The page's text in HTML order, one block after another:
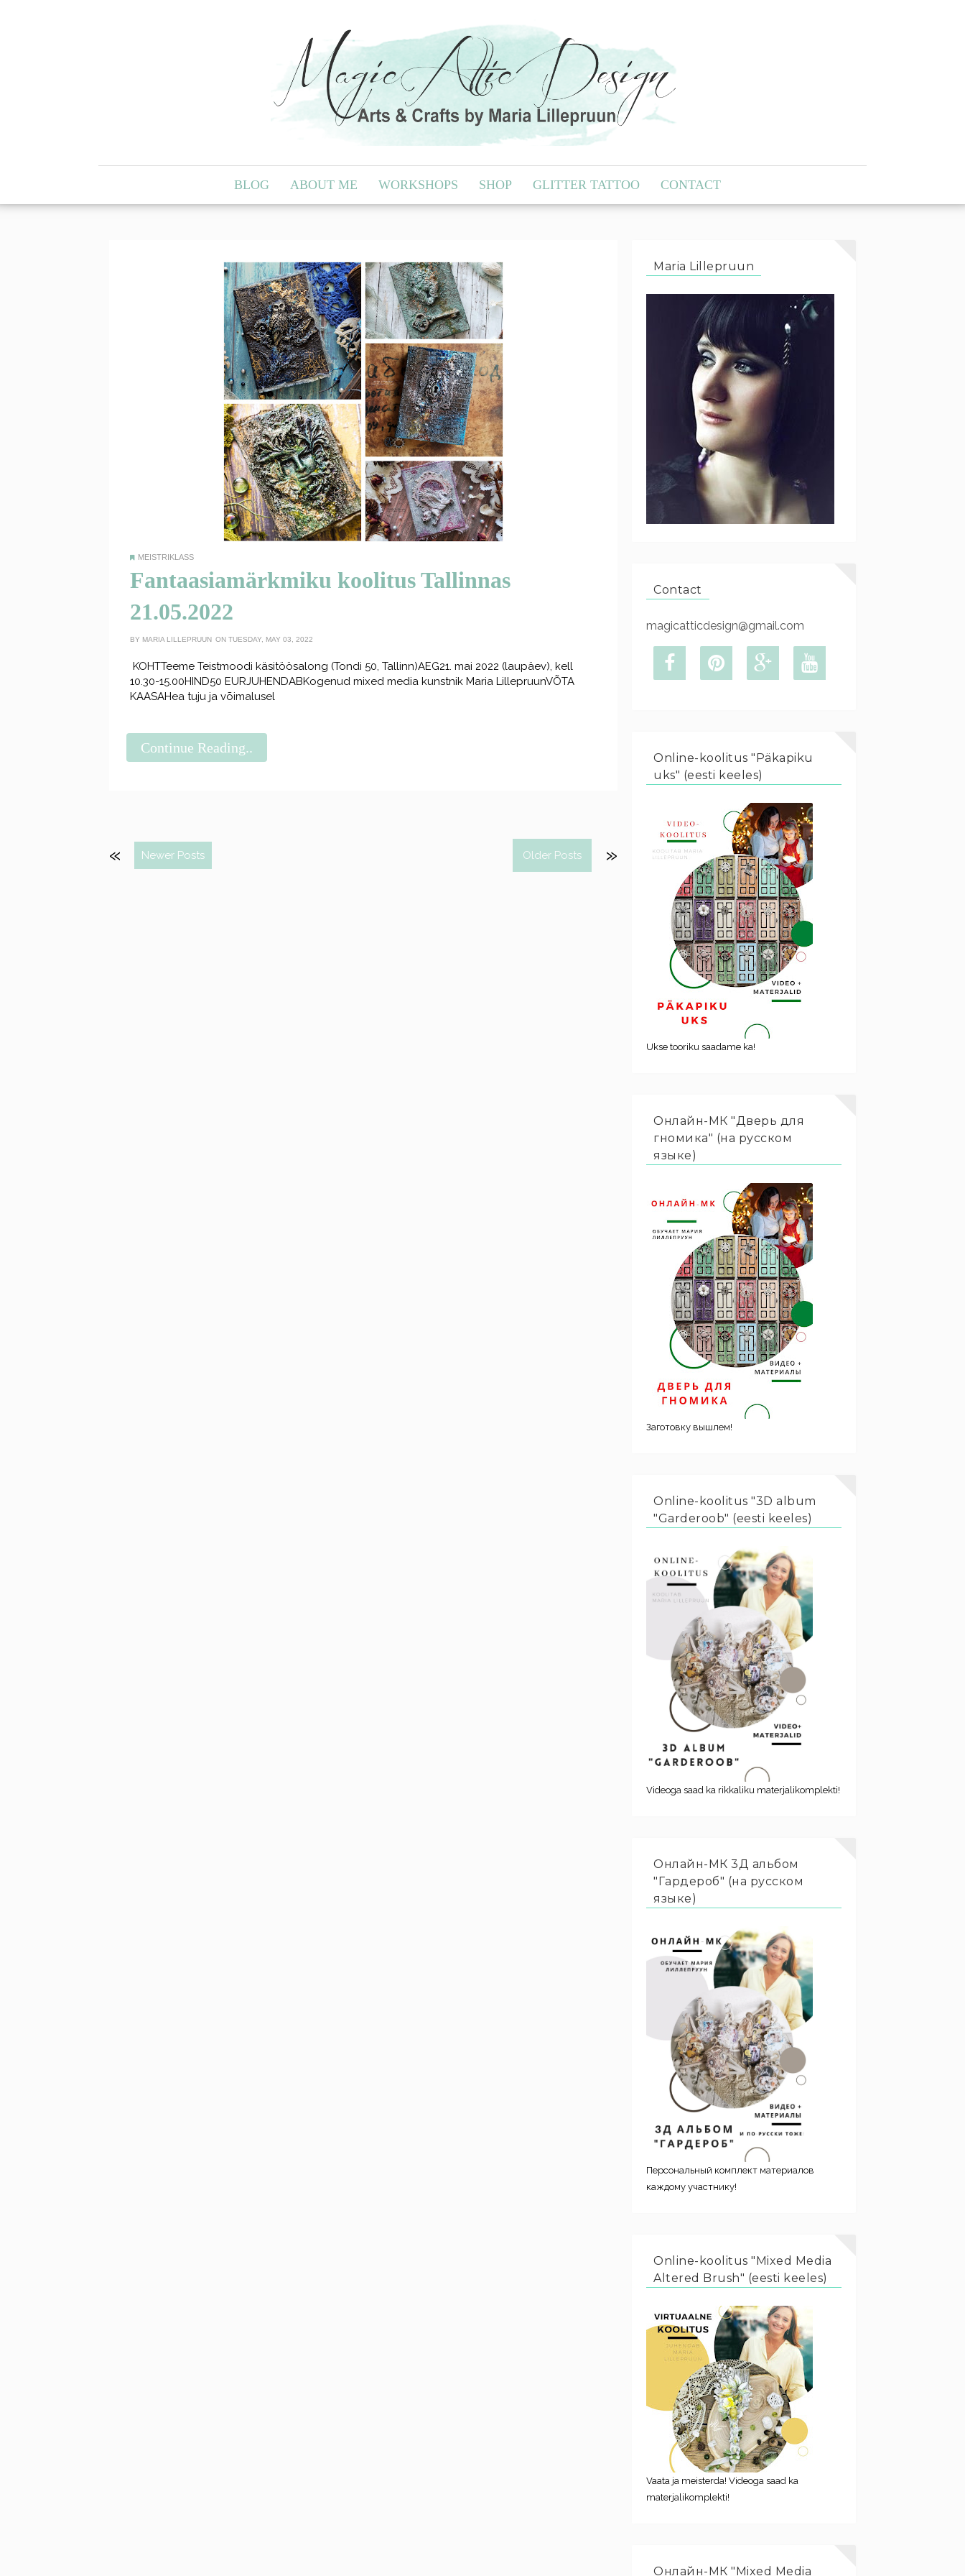
BLOG ABOUT ME WORKSHOPS SHOP GLITTER TATTOO CONTACT
MEISTRIKLASS
Fantaasiamärkmiku koolitus Tallinnas
21.05.2022
BY MARIA LILLEPRUUN ON TUESDAY, MAY 03, 2022
KOHTTeeme Teistmoodi käsitöösalong (Tondi 50, Tallinn)AEG21. mai 2022 (laupäev), kell
10.30-15.00HIND50 EURJUHENDABKogenud mixed media kunstnik Maria LillepruunVÕTA
KAASAHea tuju ja võimalusel
Continue Reading..
Newer Posts Older Posts
Maria Lillepruun
Contact
magicatticdesign@gmail.com
Online-koolitus "Päkapiku
uks" (eesti keeles)
Ukse tooriku saadame ka!
Онлайн-МК "Дверь для
гномика" (на русском
языке)
Заготовку вышлем!
Online-koolitus "3D album
"Garderoob" (eesti keeles)
Videoga saad ka rikkaliku materjalikomplekti!
Онлайн-МК 3Д альбом
"Гардероб" (на русском
языке)
Персональный комплект материалов
каждому участнику!
Online-koolitus "Mixed Media
Altered Brush" (eesti keeles)
Vaata ja meisterda! Videoga saad ka
materjalikomplekti!
Онлайн-МК "Mixed Media